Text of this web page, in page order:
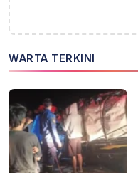
WARTA TERKINI